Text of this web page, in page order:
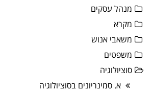
מנהל עסקים
מקרא
משאבי אנוש
משפטים
סוציולוגיה
א. סמינריונים בסוציולוגיה